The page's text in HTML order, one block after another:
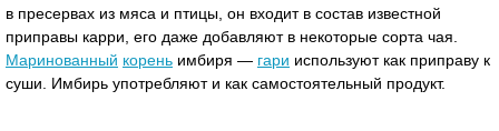
в пресервах из мяса и птицы, он входит в состав известной
приправы карри, его даже добавляют в некоторые сорта чая.
Маринованный корень имбиря — гари используют как приправу к
суши. Имбирь употребляют и как самостоятельный продукт.